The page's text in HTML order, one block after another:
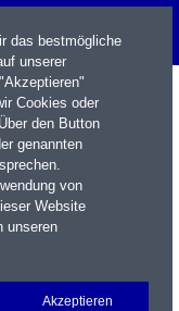
Login
das bestmögliche
unserer
Cookies oder
den Button
genannten
von
Website
unseren
Akzeptieren